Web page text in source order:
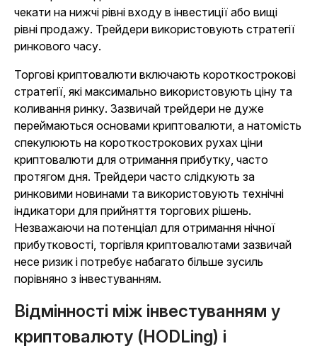
чекати на нижчі рівні входу в інвестиції або вищі
рівні продажу. Трейдери використовують стратегії
ринкового часу.
Торгові криптовалюти включають короткострокові
стратегії, які максимально використовують ціну та
коливання ринку. Зазвичай трейдери не дуже
переймаються основами криптовалюти, а натомість
спекулюють на короткострокових рухах ціни
криптовалюти для отримання прибутку, часто
протягом дня. Трейдери часто слідкують за
ринковими новинами та використовують технічні
індикатори для прийняття торгових рішень.
Незважаючи на потенціал для отримання нічної
прибутковості, торгівля криптовалютами зазвичай
несе ризик і потребує набагато більше зусиль
порівняно з інвестуванням.
Відмінності між інвестуванням у
криптовалюту (HODLing) і